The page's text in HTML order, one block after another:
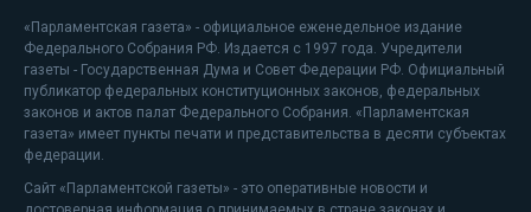
«Парламентская газета» - официальное еженедельное издание
Федерального Собрания РФ. Издается с 1997 года. Учредители
газеты - Государственная Дума и Совет Федерации РФ. Официальный
публикатор федеральных конституционных законов, федеральных
законов и актов палат Федерального Собрания. «Парламентская
газета» имеет пункты печати и представительства в десяти субъектах
федерации.
Сайт «Парламентской газеты» - это оперативные новости и